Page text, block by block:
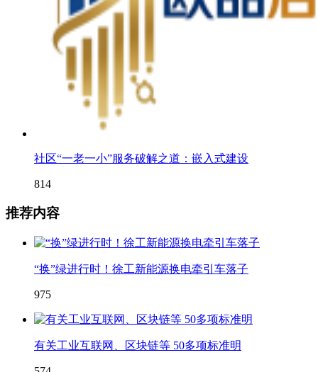
社区“一老一小”服务破解之道：嵌入式建设
814
推荐内容
“换”绿进行时！徐工新能源换电牵引车落子
975
有关工业互联网、区块链等 50多项标准明